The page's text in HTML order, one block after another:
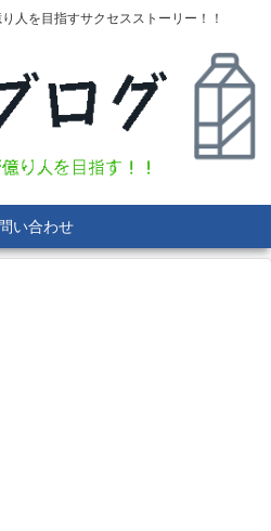
人を目指すサクセスストーリー！！
い合わせ